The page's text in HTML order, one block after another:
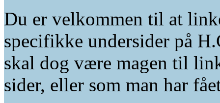
Du er velkommen til at
specifikke undersider på
skal dog være magen til
sider, eller som man har